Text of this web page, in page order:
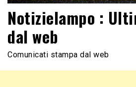
Notizielampo :
dal web
Comunicati stampa dal web